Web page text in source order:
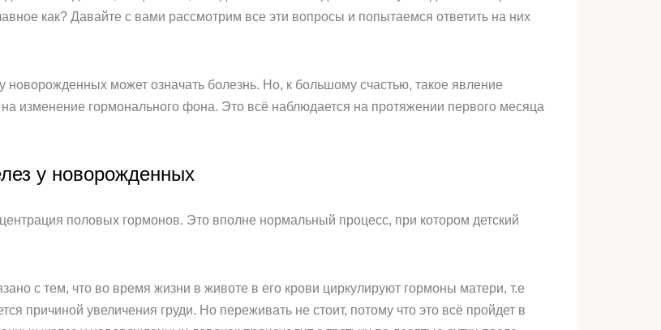
как? Давайте с вами рассмотрим все эти вопросы и попытаемся ответить на них
новорожденных может означать болезнь. Но, к большому счастью, такое явление
изменение гормонального фона. Это всё наблюдается на протяжении первого месяца
у новорожденных
половых гормонов. Это вполне нормальный процесс, при котором детский
с тем, что во время жизни в животе в его крови циркулируют гормоны матери, т.е
причиной увеличения груди. Но переживать не стоит, потому что это всё пройдет в